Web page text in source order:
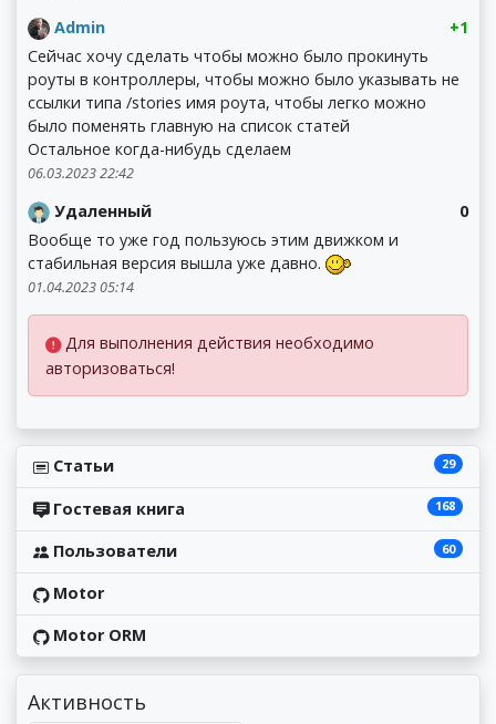
+1
Admin
Сейчас хочу сделать чтобы можно было прокинуть
роуты в контроллеры, чтобы можно было указывать не
ссылки типа /stories имя роута, чтобы легко можно
было поменять главную на список статей
Остальное когда-нибудь сделаем
06.03.2023 22:42
0
Удаленный
Вообще то уже год пользуюсь этим движком и
стабильная версия вышла уже давно.
01.04.2023 05:14
Для выполнения действия необходимо
авторизоваться!
Статьи 29
Гостевая книга 168
Пользователи 60
Motor
Motor ORM
Активность